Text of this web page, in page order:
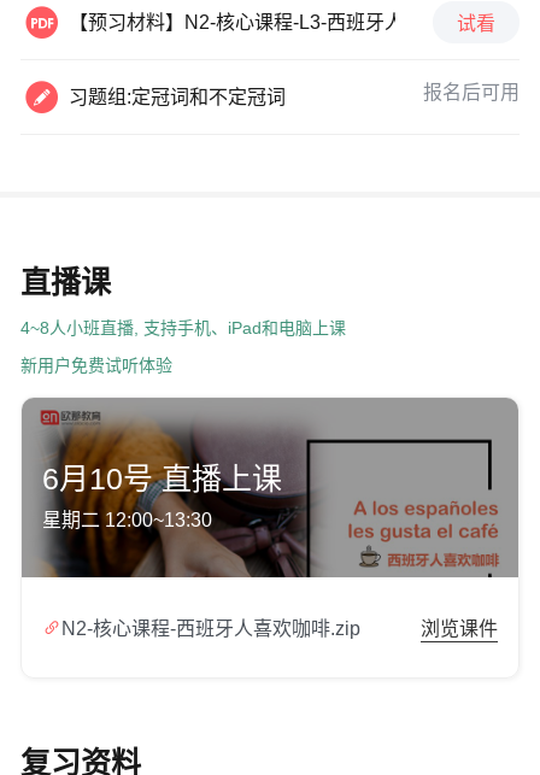
 【预习材料】N2-核心课程-L3-西班牙人喜欢咖啡-v2
试看
 习题组:定冠词和不定冠词 报名后可用
直播课
4~8人小班直播, 支持手机、iPad和电脑上课
新用户免费试听体验
6月10号 直播上课
星期二 12:00~13:30
 N2-核心课程-西班牙人喜欢咖啡.zip 浏览课件
复习资料